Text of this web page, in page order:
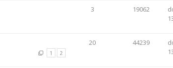
3 19062
1 2
20 44239